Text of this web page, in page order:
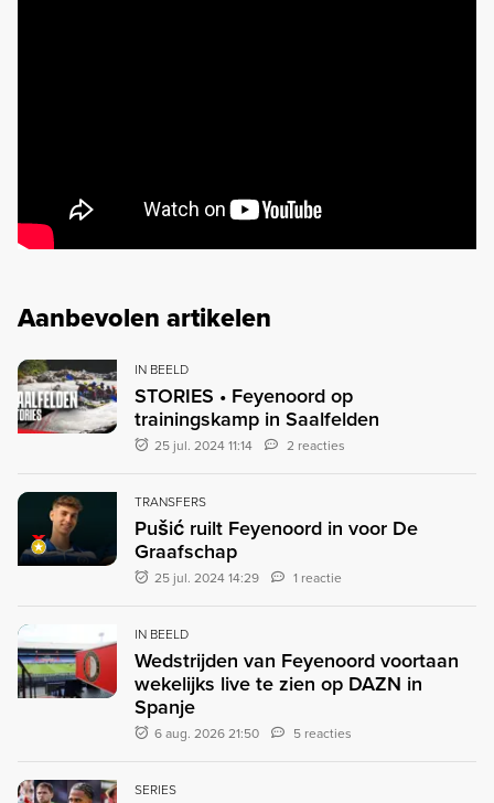
Aanbevolen artikelen
IN BEELD
STORIES • Feyenoord op
trainingskamp in Saalfelden
25 jul. 2024 11:14 2 reacties
TRANSFERS
Pušić ruilt Feyenoord in voor De
Graafschap
25 jul. 2024 14:29 1 reactie
IN BEELD
Wedstrijden van Feyenoord voortaan
wekelijks live te zien op DAZN in
Spanje
6 aug. 2026 21:50 5 reacties
SERIES